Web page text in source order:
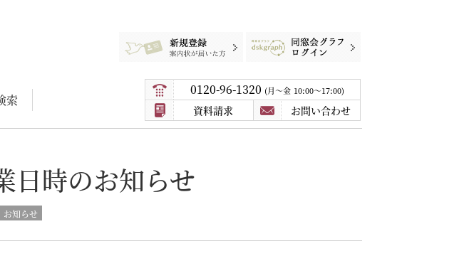
案内状が届いた方 同窓会グラフログイン
索
0120-96-1320 月〜金 10:00～17:00
資料請求 お問い合わせ
日時のお知らせ
お知らせ